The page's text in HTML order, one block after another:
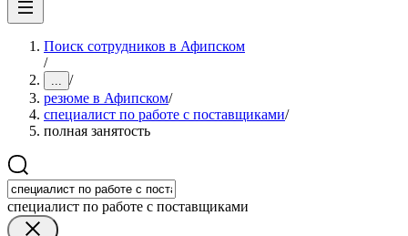
Поиск сотрудников в Афипском
/
... /
резюме в Афипском/
специалист по работе с поставщиками/
полная занятость
специалист по работе с поставщиками